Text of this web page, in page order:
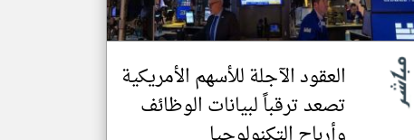
العقود الآجلة للأسهم الأمريكية
تصعد ترقباً لبيانات الوظائف